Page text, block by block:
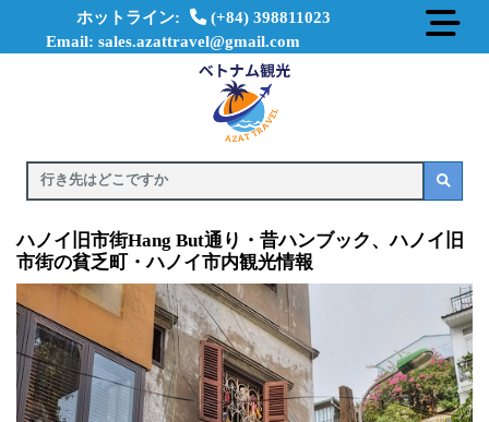
ホットライン:
(+84) 398811023
Email: sales.azattravel@gmail.com
ハノイ旧市街Hang But通り・昔ハンブック、ハノイ旧
市街の貧乏町・ハノイ市内観光情報